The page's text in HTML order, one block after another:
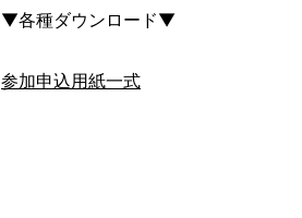
▼各種ダウンロード▼
参加申込用紙一式